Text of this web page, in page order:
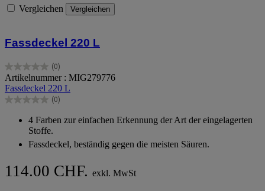
Vergleichen Vergleichen
Fassdeckel 220 L
(0)
0.0
von
5
Sternen.
Artikelnummer : MIG279776
Fassdeckel 220 L
(0)
0.0
Sternen.
4 Farben zur einfachen Erkennung der Art der eingelagerten
Stoffe.
Fassdeckel, beständig gegen die meisten Säuren.
114.00 CHF. exkl. MwSt